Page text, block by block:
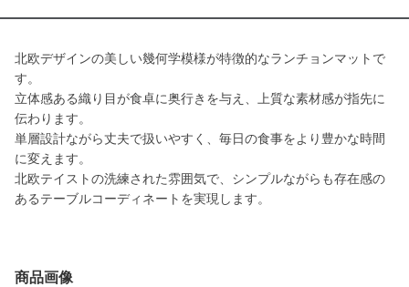
北欧デザインの美しい幾何学模様が特徴的なランチョンマットで
す。
立体感ある織り目が食卓に奥行きを与え、上質な素材感が指先に
伝わります。
単層設計ながら丈夫で扱いやすく、毎日の食事をより豊かな時間
に変えます。
北欧テイストの洗練された雰囲気で、シンプルながらも存在感の
あるテーブルコーディネートを実現します。
商品画像